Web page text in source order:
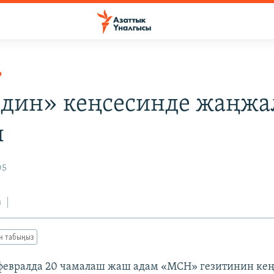
кеңсесинде
табыңыз
20 чамалаш жаш адам «МСН» гезитинин